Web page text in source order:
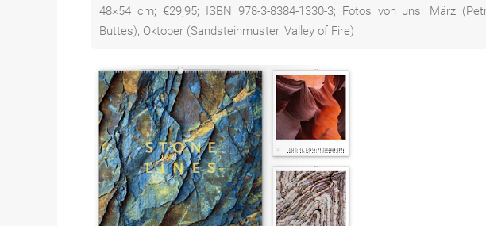
48×54 cm; €29,95; ISBN 978-3-8384-1330-3; Fotos von uns: März
Buttes), Oktober (Sandsteinmuster, Valley of Fire)